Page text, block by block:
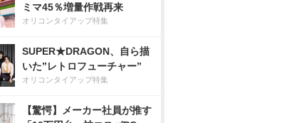
ミマ45％増量作戦再来
オリコンタイアップ特集
SUPER★DRAGON、自ら描
いた”レトロフューチャー”
オリコンタイアップ特集
【驚愕】メーカー社員が推す